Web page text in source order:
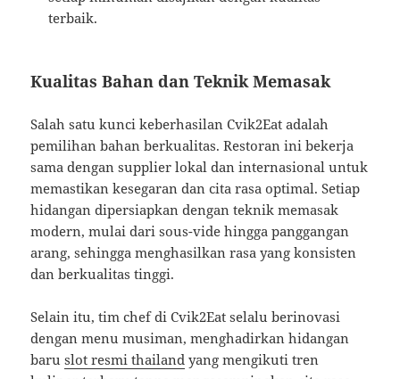
terbaik.
Kualitas Bahan dan Teknik Memasak
Salah satu kunci keberhasilan Cvik2Eat adalah
pemilihan bahan berkualitas. Restoran ini bekerja
sama dengan supplier lokal dan internasional untuk
memastikan kesegaran dan cita rasa optimal. Setiap
hidangan dipersiapkan dengan teknik memasak
modern, mulai dari sous-vide hingga panggangan
arang, sehingga menghasilkan rasa yang konsisten
dan berkualitas tinggi.
Selain itu, tim chef di Cvik2Eat selalu berinovasi
dengan menu musiman, menghadirkan hidangan
baruslot resmi thailand yang mengikuti tren